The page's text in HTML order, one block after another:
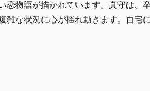
恋物語が描かれています。真守は、
雑な状況に心が揺れ動きます。自宅